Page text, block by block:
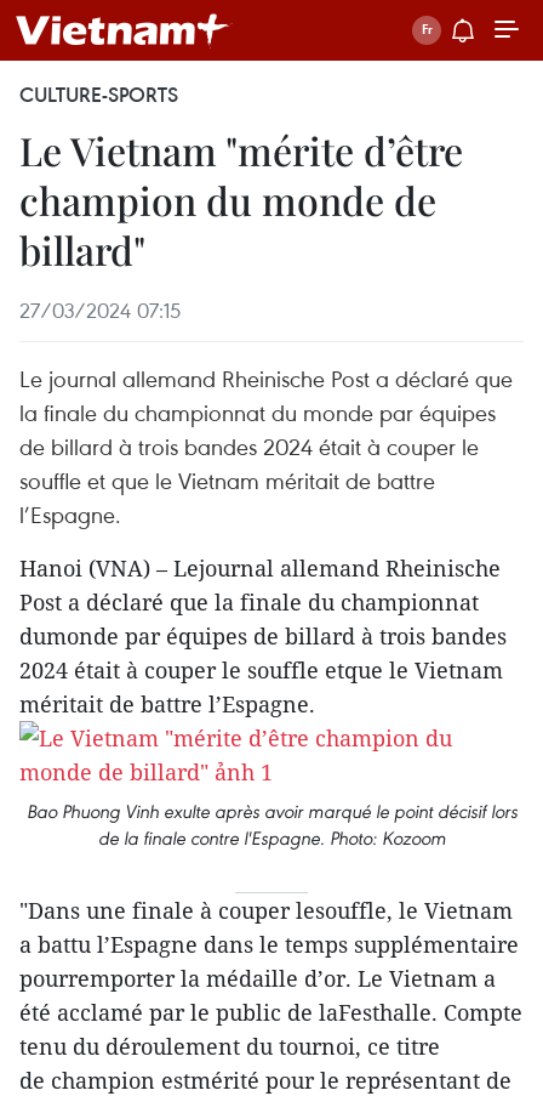
CULTURE-SPORTS
Le Vietnam "mérite d’être
champion du monde de
billard"
27/03/2024 07:15
Le journal allemand Rheinische Post a déclaré que
la finale du championnat du monde par équipes
de billard à trois bandes 2024 était à couper le
souffle et que le Vietnam méritait de battre
l’Espagne.
Hanoi (VNA) – Lejournal allemand Rheinische
Post a déclaré que la finale du championnat
dumonde par équipes de billard à trois bandes
2024 était à couper le souffle etque le Vietnam
méritait de battre l’Espagne.
Bao Phuong Vinh exulte après avoir marqué le point décisif lors
de la finale contre l'Espagne. Photo: Kozoom
"Dans une finale à couper lesouffle, le Vietnam
a battu l’Espagne dans le temps supplémentaire
pourremporter la médaille d’or. Le Vietnam a
été acclamé par le public de laFesthalle. Compte
tenu du déroulement du tournoi, ce titre
de champion estmérité pour le représentant de